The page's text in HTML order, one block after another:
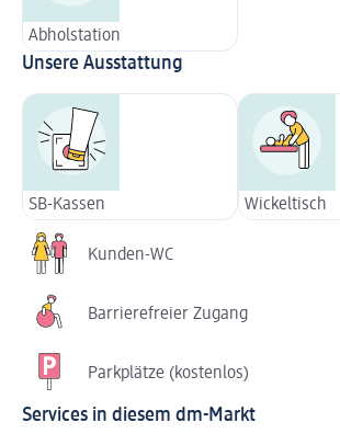
Abholstation
Unsere Ausstattung
SB-Kassen Wickeltisch
Kunden-WC
Barrierefreier Zugang
Parkplätze (kostenlos)
Services in diesem dm-Markt